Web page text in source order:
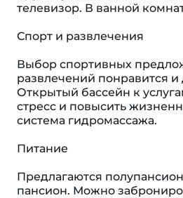
телевизор. В ванной
Спорт и развлечения
Выбор спортивных
развлечений понравится
Открытый бассейн к
стресс и повысить
система гидромассажа.
Питание
Предлагаются
пансион. Можно